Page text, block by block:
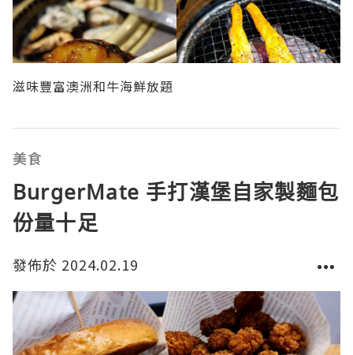
滋味豐富澳洲和牛海鮮放題
美食
BurgerMate 手打漢堡自家製麵包
份量十足
發佈於 2024.02.19